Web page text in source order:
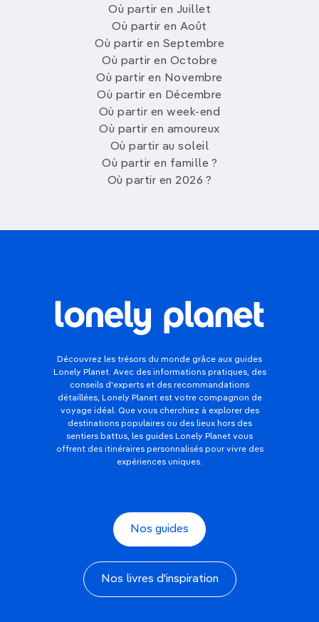
Où partir en Juillet
Où partir en Août
Où partir en Septembre
Où partir en Octobre
Où partir en Novembre
Où partir en Décembre
Où partir en week-end
Où partir en amoureux
Où partir au soleil
Où partir en famille ?
Où partir en 2026 ?
Découvrez les trésors du monde grâce aux guides
Lonely Planet. Avec des informations pratiques, des
conseils d'experts et des recommandations
détaillées, Lonely Planet est votre compagnon de
voyage idéal. Que vous cherchiez à explorer des
destinations populaires ou des lieux hors des
sentiers battus, les guides Lonely Planet vous
offrent des itinéraires personnalisés pour vivre des
expériences uniques.
Nos guides
Nos livres d'inspiration